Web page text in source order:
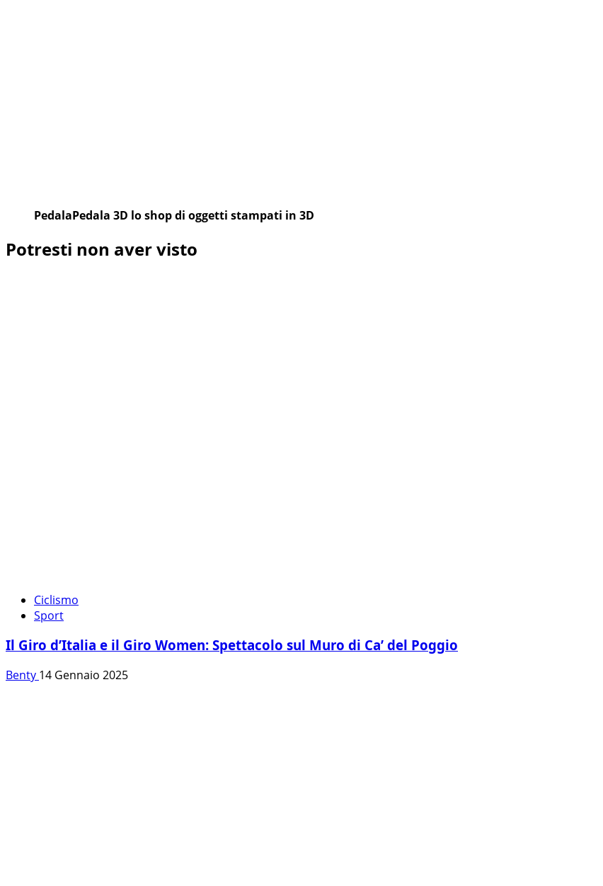
PedalaPedala 3D lo shop di oggetti stampati in 3D
Potresti non aver visto
Ciclismo
Sport
Il Giro d’Italia e il Giro Women: Spettacolo sul Muro di Ca’ del Poggio
Benty 14 Gennaio 2025